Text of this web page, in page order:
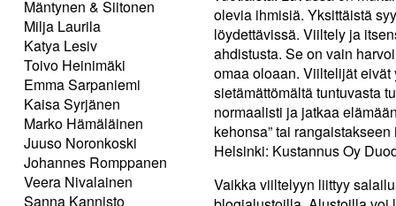
Mäntynen & Siitonen
Milja Laurila
Katya Lesiv
Toivo Heinimäki
Emma Sarpaniemi
Kaisa Syrjänen
Marko Hämäläinen
Juuso Noronkoski
Johannes Romppanen
Veera Nivalainen
Sanna Kannisto
olevia ihmisiä. Yksittäistä
löydettävissä. Viiltely ja
ahdistusta. Se on vain
omaa oloaan. Viiltelijät
sietämättömältä tuntuvasta
normaalisti ja jatkaa
kehonsa” tai
Helsinki: Kustannus Oy
Vaikka viiltelyyn liittyy